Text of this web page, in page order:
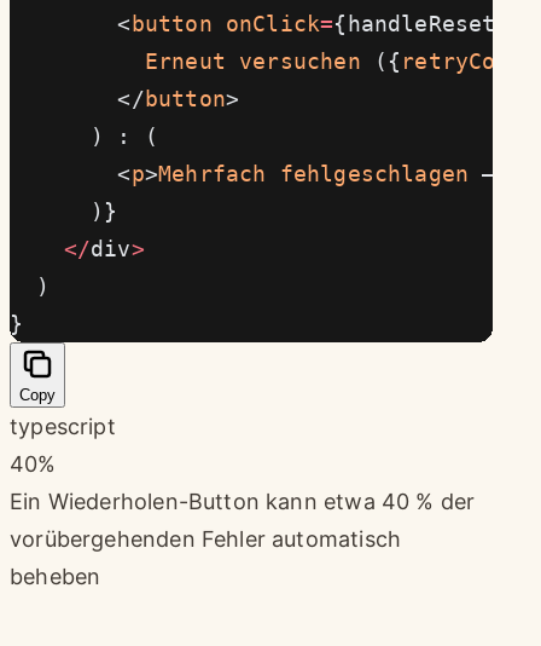
        <
button onClick={handleReset}
          Erneut
versuchen ({ retryCount
        </
button>
      ) : (
        <
p>Mehrfach fehlgeschlagen –
      )}
    </
div>
  )
}
Copy
typescript
40%
Ein Wiederholen-Button kann etwa 40 % der
vorübergehenden Fehler automatisch
beheben